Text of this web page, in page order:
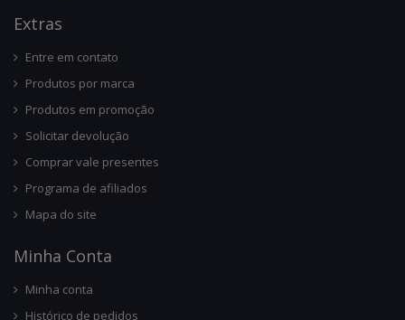
ExtRas
Entre em contato
Produtos por marca
Produtos em promoção
Solicitar devolução
Comprar vale presentes
Programa de afiliados
Mapa do site
Minha Conta
Minha conta
Histórico de pedidos